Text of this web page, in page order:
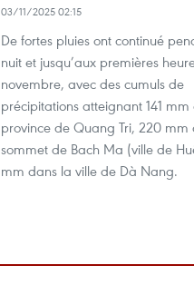
03/11/2025 02:15
De fortes pluies ont continué
nuit et jusqu’aux premières
novembre, avec des cumuls de
précipitations atteignant 141 mm
province de Quang Tri, 220 mm
sommet de Bach Ma (ville de
mm dans la ville de Dà Nang.